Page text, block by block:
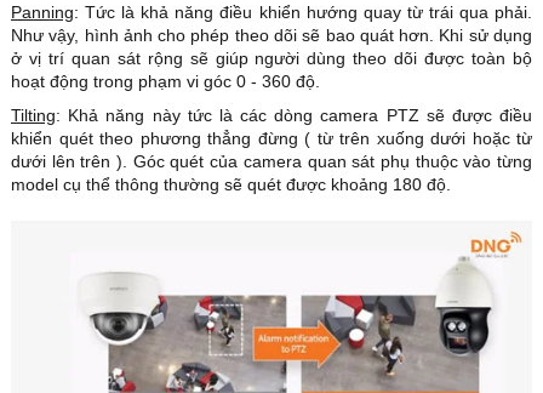
Panning: Tức là khả năng điều khiển hướng quay từ trái qua phải.
Như vậy, hình ảnh cho phép theo dõi sẽ bao quát hơn. Khi sử dụng
ở vị trí quan sát rộng sẽ giúp người dùng theo dõi được toàn bộ
hoạt động trong phạm vi góc 0 - 360 độ.
Tilting: Khả năng này tức là các dòng camera PTZ sẽ được điều
khiển quét theo phương thẳng đừng ( từ trên xuống dưới hoặc từ
dưới lên trên ). Góc quét của camera quan sát phụ thuộc vào từng
model cụ thể thông thường sẽ quét được khoảng 180 độ.